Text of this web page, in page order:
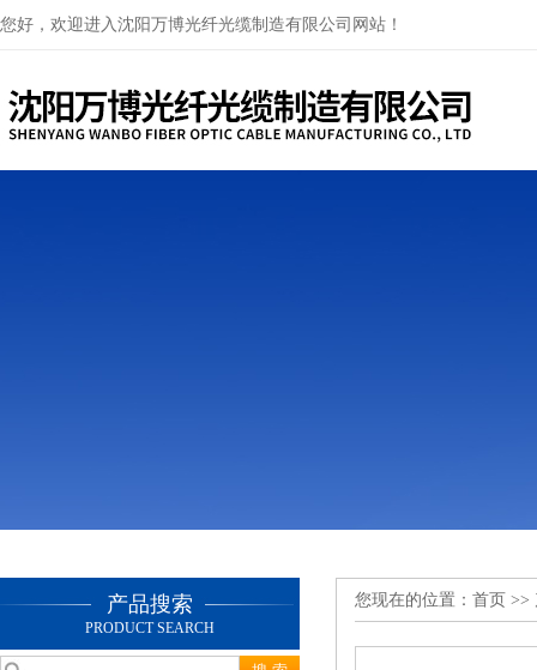
您好，欢迎进入沈阳万博光纤光缆制造有限公司网站！
产品搜索
PRODUCT SEARCH
您现在的位置： 首页 >>